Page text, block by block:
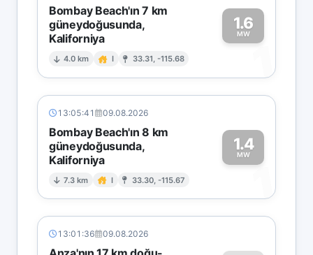
Bombay Beach'ın 7 km
güneydoğusunda,
Kaliforniya
4.0 km I 33.31, -115.68
1.6
MW
1
13:05:41 09.08.2026
Bombay Beach'ın 8 km
güneydoğusunda,
Kaliforniya
7.3 km I 33.30, -115.67
1.4
MW
1
13:01:36 09.08.2026